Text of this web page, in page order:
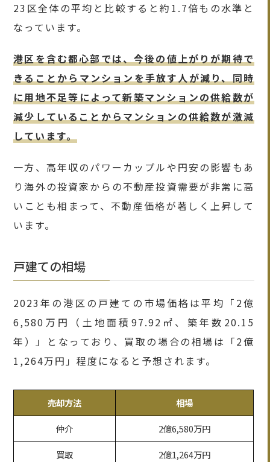
23区全体の平均と比較すると約1.7倍もの水準と
なっています。
港区を含む都心部では、今後の値上がりが期待で
きることからマンションを手放す人が減り、同時
に用地不足等によって新築マンションの供給数が
減少していることからマンションの供給数が激減
しています。
一方、高年収のパワーカップルや円安の影響もあ
り海外の投資家からの不動産投資需要が非常に高
いことも相まって、不動産価格が著しく上昇して
います。
戸建ての相場
2023年の港区の戸建ての市場価格は平均「2億
6,580万円（土地面積97.92㎡、築年数20.15
年）」となっており、買取の場合の相場は「2億
1,264万円」程度になると予想されます。
売却方法 相場
仲介 2億6,580万円
買取 2億1,264万円